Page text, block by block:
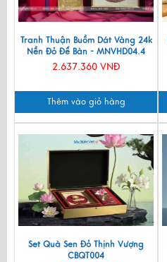
Tranh Thuận Buồm Dát Vàng 24k
Nền Đỏ Để Bàn - MNVHD04.4
2.637.360 VNĐ
Thêm vào giỏ hàng
Set Quà Sen Đỏ Thịnh Vượng
CBQT004